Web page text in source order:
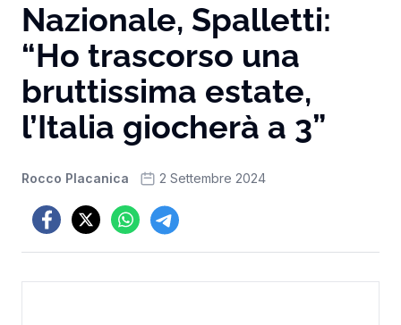
Nazionale, Spalletti:
“Ho trascorso una
bruttissima estate,
l’Italia giocherà a 3”
Rocco Placanica 2 Settembre 2024